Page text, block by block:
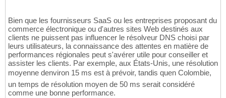
Bien que les fournisseurs SaaS ou les entreprises proposant du
commerce électronique ou d'autres sites Web destinés aux
clients ne puissent pas influencer le résolveur DNS choisi par
leurs utilisateurs, la connaissance des attentes en matière de
performances régionales peut s'avérer utile pour conseiller et
assister les clients. Par exemple, aux États-Unis, une résolution
moyenne denviron 15 ms est à prévoir, tandis quen Colombie,
un temps de résolution moyen de 50 ms serait considéré
comme une bonne performance.